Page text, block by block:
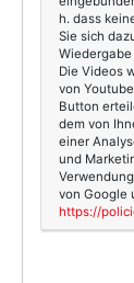
Liebe
Hans-
Auf
Susi
am
Auf
h. dass
Sie sich
Die Videos
von
Button
dem von
einer
und
von Google
https://